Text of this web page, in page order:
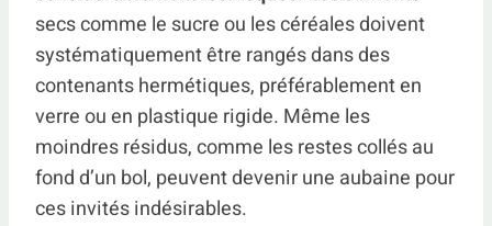
secs comme le sucre ou les céréales doivent
systématiquement être rangés dans des
contenants hermétiques, préférablement en
verre ou en plastique rigide. Même les
moindres résidus, comme les restes collés au
fond d’un bol, peuvent devenir une aubaine pour
ces invités indésirables.